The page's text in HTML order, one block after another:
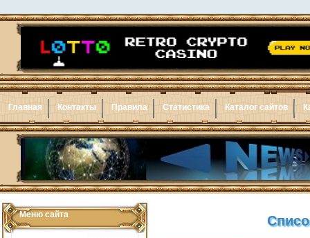
Главная Контакты Правила Статистика Каталог сайтов
Меню сайта